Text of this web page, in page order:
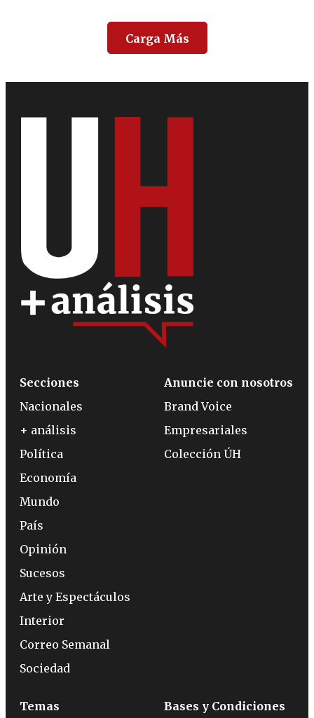
Carga Más
Secciones
Nacionales
+ análisis
Política
Economía
Mundo
País
Opinión
Sucesos
Arte y Espectáculos
Interior
Correo Semanal
Sociedad
Anuncie con nosotros
Brand Voice
Empresariales
Colección ÚH
Temas Bases y Condiciones